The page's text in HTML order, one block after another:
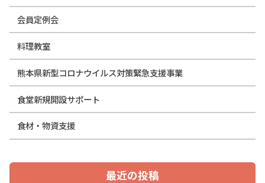
会員定例会
料理教室
熊本県新型コロナウイルス対策緊急支援事業
食堂新規開設サポート
食材・物資支援
最近の投稿